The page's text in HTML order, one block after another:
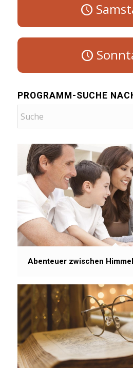
PROGRAMM-SUCHE
Abenteuer zwischen